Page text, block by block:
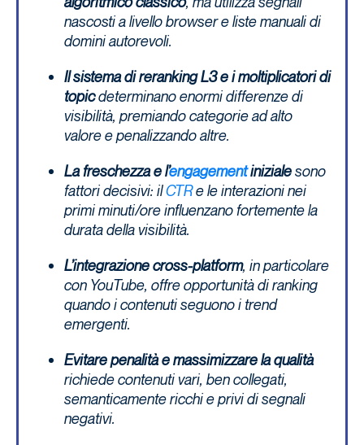
nascosti a livello browser e liste manuali di
domini autorevoli.
Il sistema di reranking L3 e i moltiplicatori di
topicdeterminano enormi differenze di
visibilità, premiando categorie ad alto
valore e penalizzando altre.
La freschezza e l’engagementinizialesono
fattori decisivi: ilCTRe le interazioni nei
primi minuti/ore influenzano fortemente la
durata della visibilità.
L’integrazione cross-platform, in particolare
con YouTube, offre opportunità di ranking
quando i contenuti seguono i trend
emergenti.
Evitare penalità e massimizzare la qualità
richiede contenuti vari, ben collegati,
semanticamente ricchi e privi di segnali
negativi.